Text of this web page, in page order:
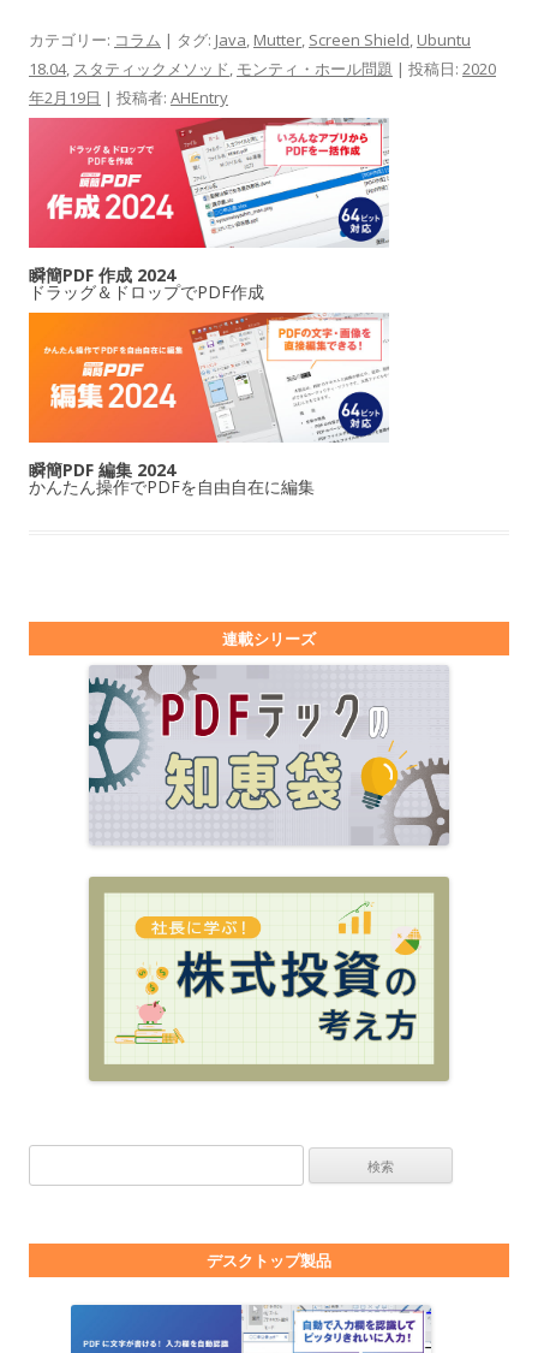
カテゴリー: コラム | タグ: Java, Mutter, Screen Shield, Ubuntu
18.04, スタティックメソッド, モンティ・ホール問題 | 投稿日: 2020
年2月19日 | 投稿者: AHEntry
瞬簡PDF 作成 2024
ドラッグ＆ドロップでPDF作成
瞬簡PDF 編集 2024
かんたん操作でPDFを自由自在に編集
連載シリーズ
デスクトップ製品